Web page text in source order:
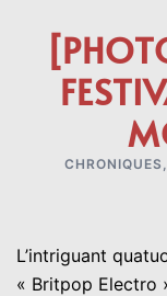
CHRONIQUES
L’intriguant
« Britpop Electro